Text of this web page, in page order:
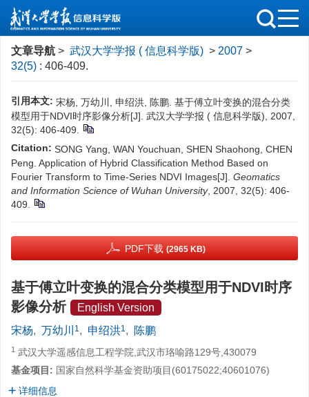
文章导航 > 武汉大学学报 ( 信息科学版) > 2007 >
32(5) : 406-409.
引用本文: 宋杨, 万幼川, 申绍洪, 陈鹏. 基于傅立叶变换的混合分类
模型用于NDVI时序影像分析[J]. 武汉大学学报 ( 信息科学版), 2007,
32(5): 406-409.
Citation: SONG Yang, WAN Youchuan, SHEN Shaohong, CHEN
Peng. Application of Hybrid Classification Method Based on
Fourier Transform to Time-Series NDVI Images[J]. Geomatics
and Information Science of Wuhan University, 2007, 32(5): 406-
409.
PDF下载 (2965 KB)
基于傅立叶变换的混合分类模型用于NDVI时序
影像分析
English Version
宋杨, 万幼川 1, 申绍洪1, 陈鹏
1 武汉大学遥感信息工程学院,武汉市珞喻路129号,430079
基金项目: 国家自然科学基金资助项目(60175022;40601076)
详细信息